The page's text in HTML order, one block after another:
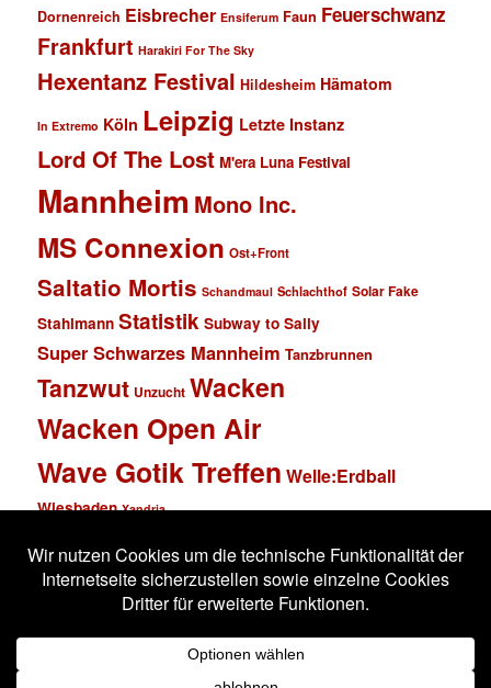
Dornenreich Eisbrecher Ensiferum Faun Feuerschwanz
Frankfurt Harakiri For The Sky
Hexentanz Festival Hildesheim Hämatom
In Extremo Köln Leipzig Letzte Instanz
Lord Of The Lost M'era Luna Festival
Mannheim Mono Inc.
MS Connexion Ost+Front
Saltatio Mortis Schandmaul Schlachthof Solar Fake
Stahlmann Statistik Subway to Sally
Super Schwarzes Mannheim Tanzbrunnen
Tanzwut Unzucht Wacken
Wacken Open Air
Wave Gotik Treffen Welle:Erdball
Wiesbaden Xandria
Impressum